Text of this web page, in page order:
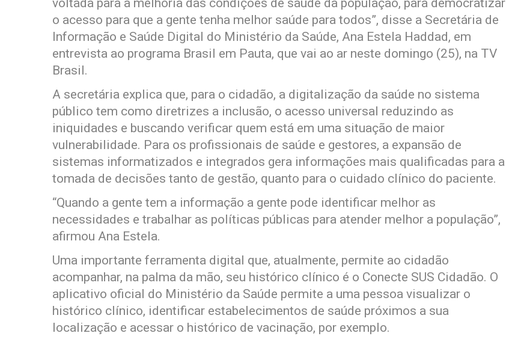
voltada para a melhoria das condições de saúde da população, para democratizar
o acesso para que a gente tenha melhor saúde para todos”, disse a Secretária de
Informação e Saúde Digital do Ministério da Saúde, Ana Estela Haddad, em
entrevista ao programa Brasil em Pauta, que vai ao ar neste domingo (25), na TV
Brasil.
A secretária explica que, para o cidadão, a digitalização da saúde no sistema
público tem como diretrizes a inclusão, o acesso universal reduzindo as
iniquidades e buscando verificar quem está em uma situação de maior
vulnerabilidade. Para os profissionais de saúde e gestores, a expansão de
sistemas informatizados e integrados gera informações mais qualificadas para a
tomada de decisões tanto de gestão, quanto para o cuidado clínico do paciente.
“Quando a gente tem a informação a gente pode identificar melhor as
necessidades e trabalhar as políticas públicas para atender melhor a população”,
afirmou Ana Estela.
Uma importante ferramenta digital que, atualmente, permite ao cidadão
acompanhar, na palma da mão, seu histórico clínico é o Conecte SUS Cidadão. O
aplicativo oficial do Ministério da Saúde permite a uma pessoa visualizar o
histórico clínico, identificar estabelecimentos de saúde próximos a sua
localização e acessar o histórico de vacinação, por exemplo.